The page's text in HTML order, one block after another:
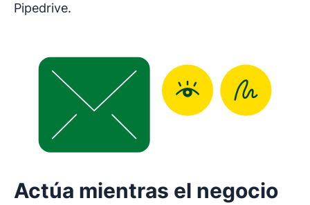
Pipedrive.
Actúa mientras el negocio